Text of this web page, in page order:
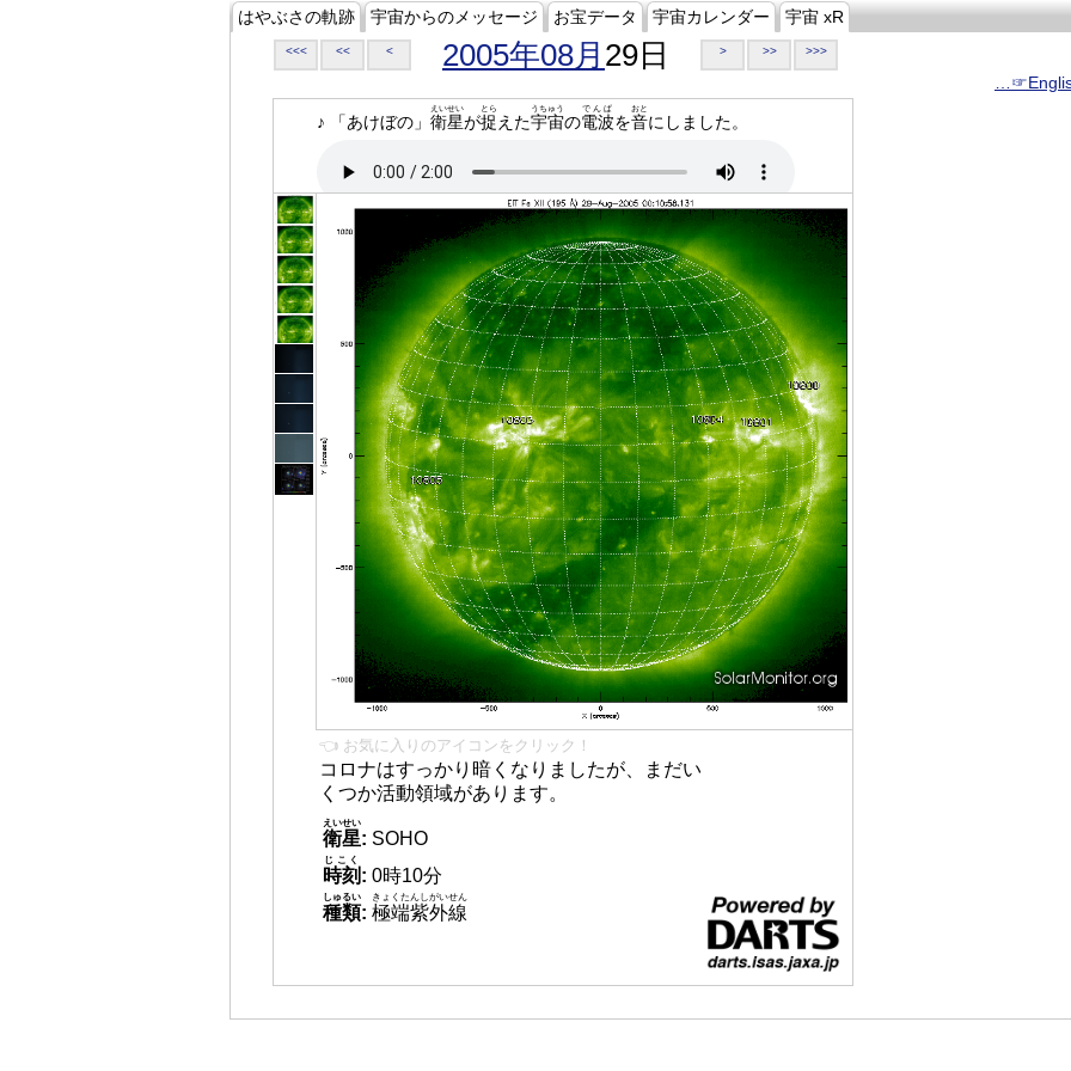
はやぶさの軌跡 宇宙からのメッセージ お宝データ 宇宙カレンダー 宇宙 xR
<<< << < 2005年08月 29日 > >> >>>
♪ 「あけぼの」 衛星
えいせい
が捉
とら
えた宇宙
うちゅう
の電波
でんぱ
を音
おと
にしました。
👈 お気に入りのアイコンをクリック！
コロナはすっかり暗くなりましたが、まだい
くつか活動領域があります。
衛星
えいせい
: SOHO
時刻
じこく
: 0時10分
種類
しゅるい
: 極端紫外線
きょくたんしがいせん